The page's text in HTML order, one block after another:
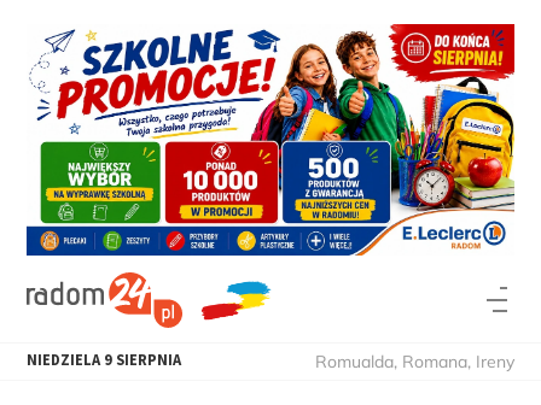
NIEDZIELA 9 SIERPNIA Romualda, Romana, Ireny